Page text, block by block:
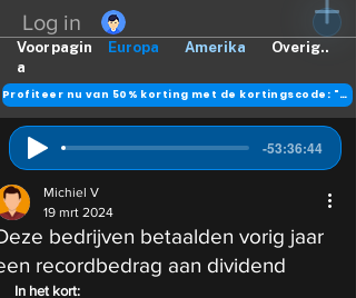
Log in
Europa Amerika Overig..
Voorpagin
a
Profiteer nu van 50% korting met de kortingscode: "DANK"
-53:36:44
bedrijven betaalden vorig jaar
recordbedrag aan dividend
Michiel V
19 mrt 2024
In het kort: